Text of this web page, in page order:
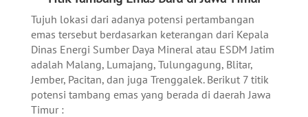
Tujuh lokasi dari adanya potensi pertambangan
emas tersebut berdasarkan keterangan dari Kepala
Dinas Energi Sumber Daya Mineral atau ESDM Jatim
adalah Malang, Lumajang, Tulungagung, Blitar,
Jember, Pacitan, dan juga Trenggalek. Berikut 7 titik
potensi tambang emas yang berada di daerah Jawa
Timur :